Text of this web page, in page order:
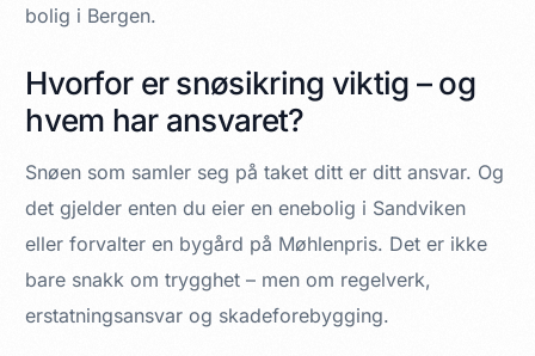
bolig i Bergen.
Hvorfor er snøsikring viktig – og
hvem har ansvaret?
Snøen som samler seg på taket ditt er ditt ansvar. Og
det gjelder enten du eier en enebolig i Sandviken
eller forvalter en bygård på Møhlenpris. Det er ikke
bare snakk om trygghet – men om regelverk,
erstatningsansvar og skadeforebygging.